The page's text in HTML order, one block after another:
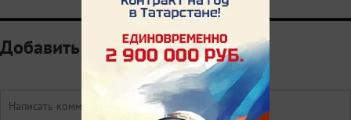
Добавить комментарий